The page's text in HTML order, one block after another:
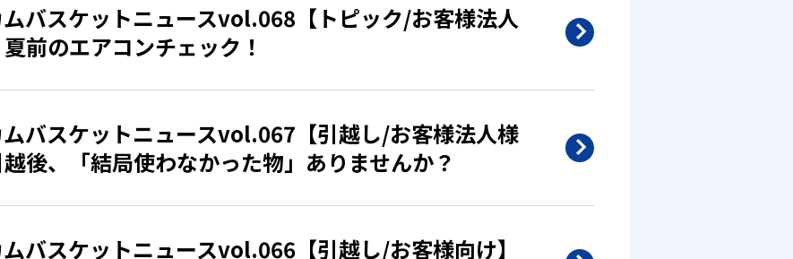
バスケットニュースvol.068【トピック/お客様法人
前のエアコンチェック！
バスケットニュースvol.067【引越し/お客様法人様
後、「結局使わなかった物」ありませんか？
バスケットニュースvol.066【引越し/お客様向け】